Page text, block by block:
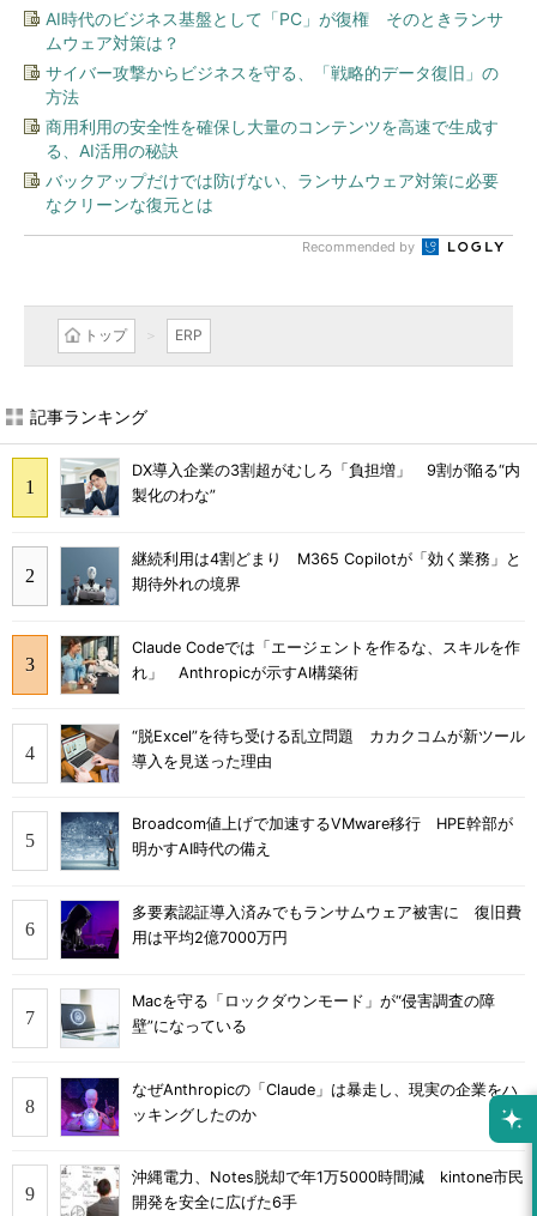
AI時代のビジネス基盤として「PC」が復権 そのときランサ
ムウェア対策は？
サイバー攻撃からビジネスを守る、「戦略的データ復旧」の
方法
商用利用の安全性を確保し大量のコンテンツを高速で生成す
る、AI活用の秘訣
バックアップだけでは防げない、ランサムウェア対策に必要
なクリーンな復元とは
Recommended by
トップ ERP
記事ランキング
DX導入企業の3割超がむしろ「負担増」 9割が陥る“内
製化のわな”
継続利用は4割どまり M365 Copilotが「効く業務」と
期待外れの境界
Claude Codeでは「エージェントを作るな、スキルを作
れ」 Anthropicが示すAI構築術
“脱Excel”を待ち受ける乱立問題 カカクコムが新ツール
導入を見送った理由
Broadcom値上げで加速するVMware移行 HPE幹部が
明かすAI時代の備え
多要素認証導入済みでもランサムウェア被害に 復旧費
用は平均2億7000万円
Macを守る「ロックダウンモード」が“侵害調査の障
壁”になっている
なぜAnthropicの「Claude」は暴走し、現実の企業をハ
ッキングしたのか
沖縄電力、Notes脱却で年1万5000時間減 kintone市民
開発を安全に広げた6手